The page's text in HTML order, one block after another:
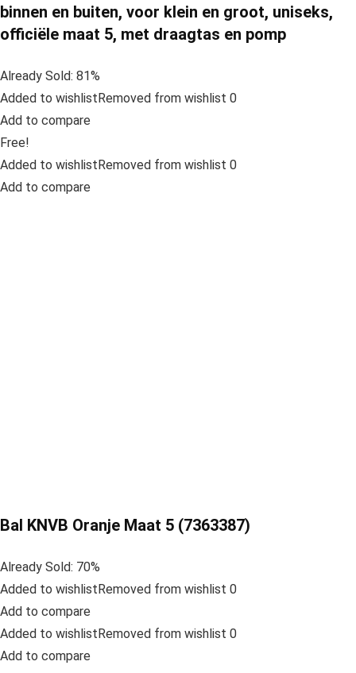
binnen en buiten, voor klein en groot, uniseks,
officiële maat 5, met draagtas en pomp
Already Sold: 81%
Added to wishlistRemoved from wishlist 0
Add to compare
Free!
Added to wishlistRemoved from wishlist 0
Add to compare
Bal KNVB Oranje Maat 5 (7363387)
Already Sold: 70%
Added to wishlistRemoved from wishlist 0
Add to compare
Added to wishlistRemoved from wishlist 0
Add to compare